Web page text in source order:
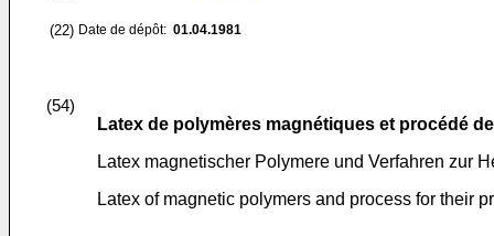
(22) Date de dépôt: 01.04.1981
(54)
Latex de polymères magnétiques et procédé
Latex magnetischer Polymere und Verfahren zur
Latex of magnetic polymers and process for their